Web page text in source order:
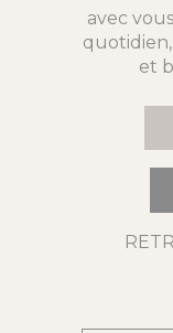
avec
et